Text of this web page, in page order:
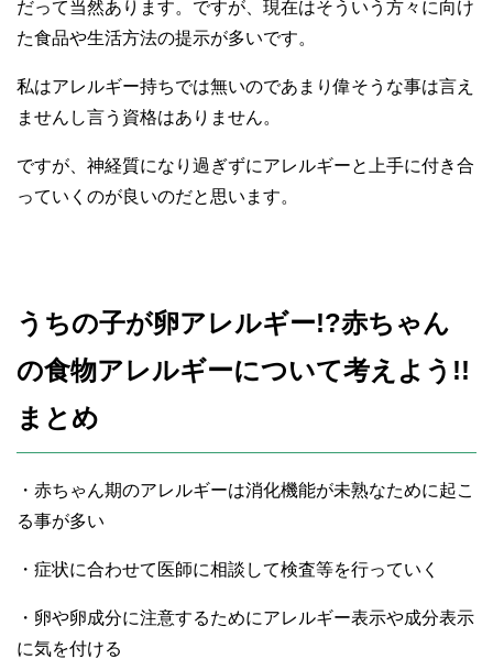
だって当然あります。ですが、現在はそういう方々に向け
た食品や生活方法の提示が多いです。
私はアレルギー持ちでは無いのであまり偉そうな事は言え
ませんし言う資格はありません。
ですが、神経質になり過ぎずにアレルギーと上手に付き合
っていくのが良いのだと思います。
うちの子が卵アレルギー!?赤ちゃん
の食物アレルギーについて考えよう!!
まとめ
・赤ちゃん期のアレルギーは消化機能が未熟なために起こ
る事が多い
・症状に合わせて医師に相談して検査等を行っていく
・卵や卵成分に注意するためにアレルギー表示や成分表示
に気を付ける